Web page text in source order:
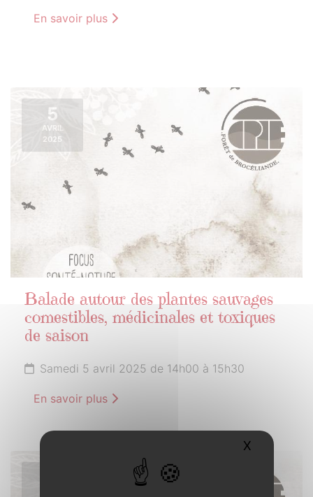
En savoir plus
5
AVRIL
2025
Balade autour des plantes sauvages
comestibles, médicinales et toxiques
de saison
Samedi 5 avril 2025 de 14h00 à 15h30
En savoir plus
X Masquer